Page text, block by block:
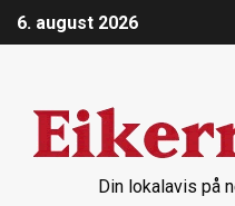
6. august 2026
Din lokalavis på